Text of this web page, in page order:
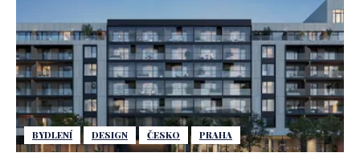
BYDLENÍ DESIGN ČESKO PRAHA